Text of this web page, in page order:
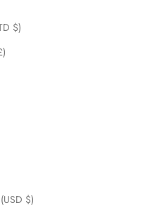
$)
$)